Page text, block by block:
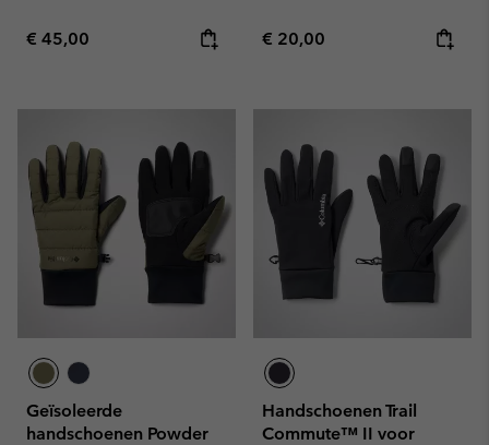
Regular price:
€ 45,00 Regular price:
€ 20,00
Geïsoleerde
handschoenen Powder
Handschoenen Trail
Commute™ II voor